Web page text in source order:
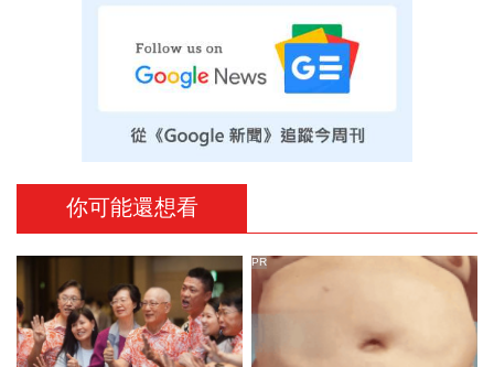
你可能還想看
PR